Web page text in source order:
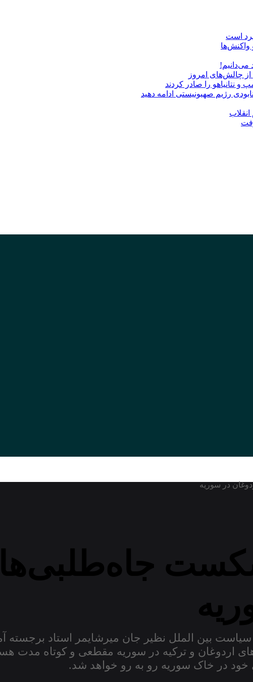
است
واکنش‌ها
می‌دانیم!
از چالش‌های امروز
رژیم صهیونیستی ادامه دهید
شکست
بین الملل نظیر جان میرشایمر استاد برجسته
اردوغان و ترکیه در سوریه مقطعی و کوتاه مدت
خود در خاک سوریه رو به رو خواهد شد.